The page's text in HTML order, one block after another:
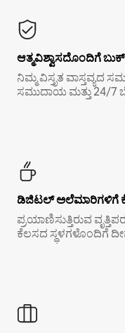
ಆತ್ಮವಿಶ್ವಾಸದೊಂದಿಗೆ
ನಿಮ್ಮ ವಿಸ್ತೃತ ವಾಸ್ತವ್ಯದ
ಸಮುದಾಯ ಮತ್ತು 24/7
ಡಿಜಿಟಲ್ ಅಲೆಮಾರಿಗಳಿಗೆ
ಪ್ರಯಾಣಿಸುತ್ತಿರುವ
ಕೆಲಸದ ಸ್ಥಳಗಳೊಂದಿಗೆ